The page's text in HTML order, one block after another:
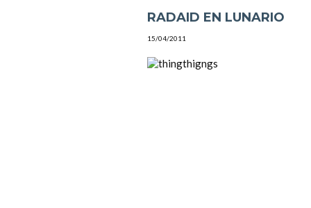
RADAID EN LUNARIO
15/04/2011